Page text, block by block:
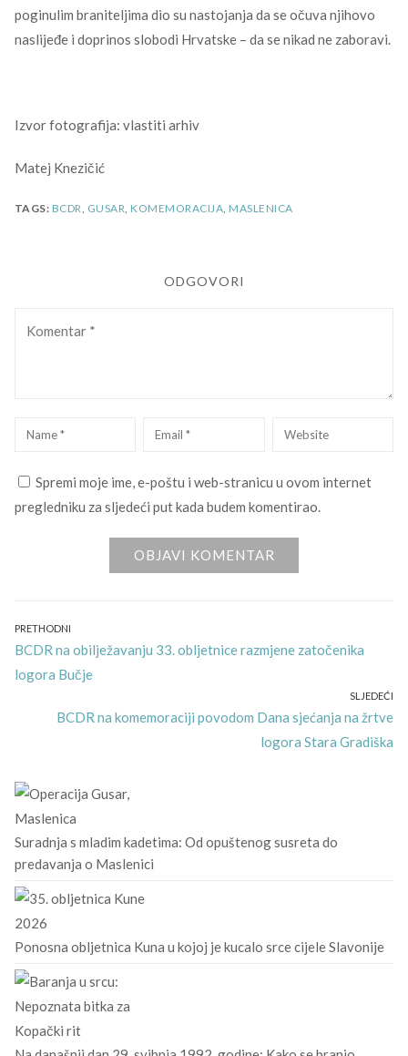
poginulim braniteljima dio su nastojanja da se očuva njihovo
naslijeđe i doprinos slobodi Hrvatske – da se nikad ne zaboravi.
Izvor fotografija: vlastiti arhiv
Matej Knezičić
TAGS: BCDR, GUSAR, KOMEMORACIJA, MASLENICA
ODGOVORI
Name Email Website
Spremi moje ime, e-poštu i web-stranicu u ovom internet
pregledniku za sljedeći put kada budem komentirao.
Navigacija
objava
PRETHODNI
Previous
post:
BCDR na obilježavanju 33. obljetnice razmjene zatočenika
logora Bučje
SLJEDEĆI
Next
BCDR na komemoraciji povodom Dana sjećanja na žrtve
logora Stara Gradiška
Suradnja s mladim kadetima: Od opuštenog susreta do
predavanja o Maslenici
Ponosna obljetnica Kuna u kojoj je kucalo srce cijele Slavonije